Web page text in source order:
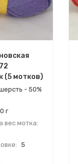
(5 мотков)
- 50%
г
вес мотка:
5